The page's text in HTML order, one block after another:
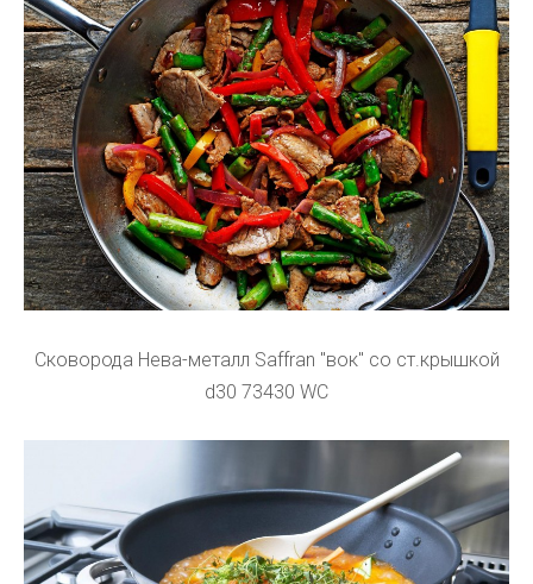
Сковорода Нева-металл Saffran "вок" со ст.крышкой
d30 73430 WC